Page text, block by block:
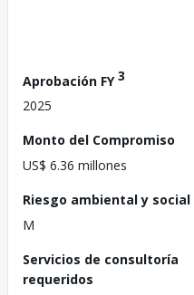
Aprobación FY3
2025
Monto del Compromiso
US$ 6.36 millones
Riesgo ambiental y social
M
Servicios de consultoría
requeridos